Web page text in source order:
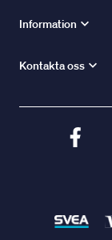
Information
Kontakta oss